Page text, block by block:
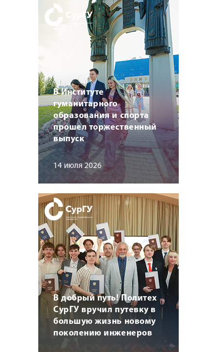
В Институте
гуманитарного
образования и спорта
прошел торжественный
выпуск
14 июля 2026
В добрый путь! Политех
СурГУ вручил путевку в
большую жизнь новому
поколению инженеров